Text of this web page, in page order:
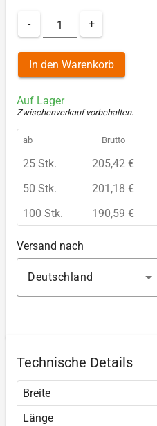
- +
In den Warenkorb
Auf Lager
Zwischenverkauf vorbehalten.
ab Brutto
25 Stk. 205,42 €
50 Stk.
201,18 €
100 Stk.
190,59 €
Versand nach
Deutschland
Technische Details
Breite
Länge